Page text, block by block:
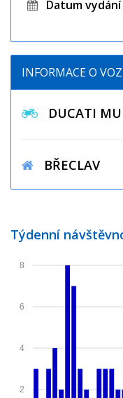
Datum vydání
INFORMACE O
DUCATI
BŘECLAV
Týdenní
2
4
6
8